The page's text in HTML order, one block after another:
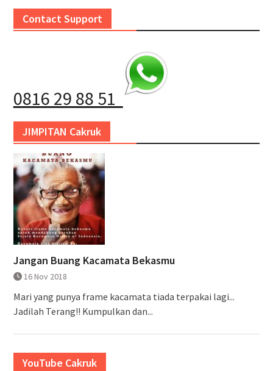
Contact Support
0816 29 88 51
JIMPITAN Cakruk
Jangan Buang Kacamata Bekasmu
16 Nov 2018
Mari yang punya frame kacamata tiada terpakai lagi...
Jadilah Terang!! Kumpulkan dan...
YouTube Cakruk